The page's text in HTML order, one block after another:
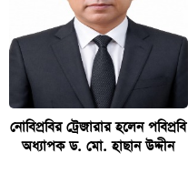
নোবিপ্রবির ট্রেজারার হলেন পবিপ্রবি
অধ্যাপক ড. মো. হাছান উদ্দীন